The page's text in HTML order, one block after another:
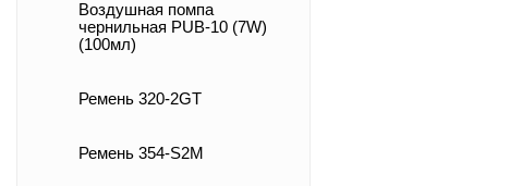
Воздушная помпа
чернильная PUB-10 (7W)
(100мл)
Ремень 320-2GT
Ремень 354-S2M